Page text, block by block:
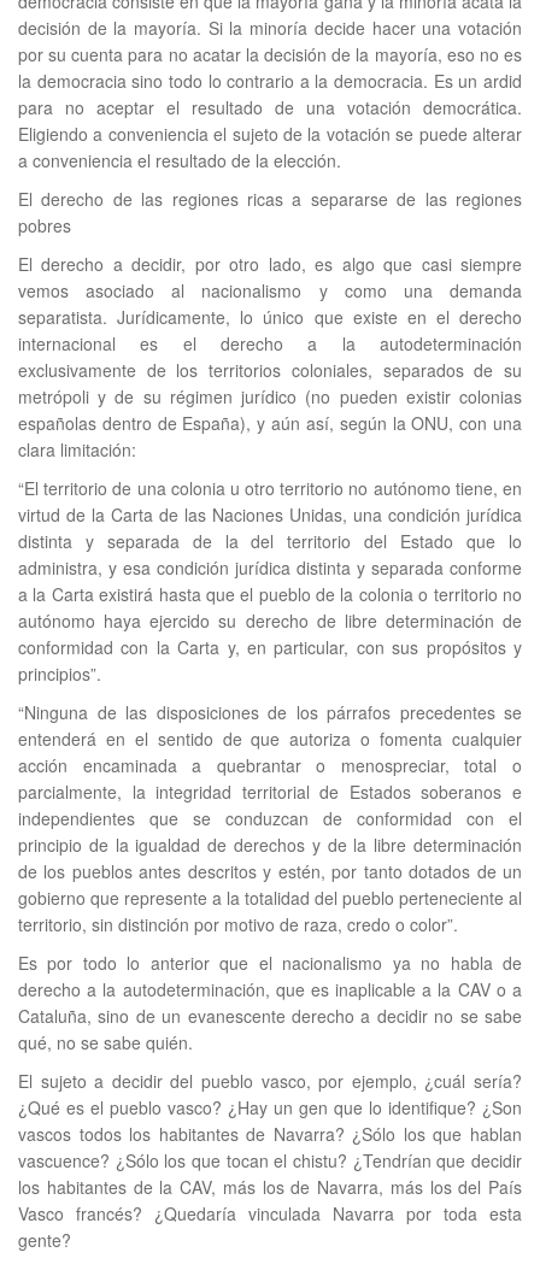
decisión de la mayoría. Si la minoría decide hacer una votación
por su cuenta para no acatar la decisión de la mayoría, eso no es
la democracia sino todo lo contrario a la democracia. Es un ardid
para no aceptar el resultado de una votación democrática.
Eligiendo a conveniencia el sujeto de la votación se puede alterar
a conveniencia el resultado de la elección.
El derecho de las regiones ricas a separarse de las regiones
pobres
El derecho a decidir, por otro lado, es algo que casi siempre
vemos asociado al nacionalismo y como una demanda
separatista. Jurídicamente, lo único que existe en el derecho
internacional es el derecho a la autodeterminación
exclusivamente de los territorios coloniales, separados de su
metrópoli y de su régimen jurídico (no pueden existir colonias
españolas dentro de España), y aún así, según la ONU, con una
clara limitación:
“El territorio de una colonia u otro territorio no autónomo tiene, en
virtud de la Carta de las Naciones Unidas, una condición jurídica
distinta y separada de la del territorio del Estado que lo
administra, y esa condición jurídica distinta y separada conforme
a la Carta existirá hasta que el pueblo de la colonia o territorio no
autónomo haya ejercido su derecho de libre determinación de
conformidad con la Carta y, en particular, con sus propósitos y
principios”.
“Ninguna de las disposiciones de los párrafos precedentes se
entenderá en el sentido de que autoriza o fomenta cualquier
acción encaminada a quebrantar o menospreciar, total o
parcialmente, la integridad territorial de Estados soberanos e
independientes que se conduzcan de conformidad con el
principio de la igualdad de derechos y de la libre determinación
de los pueblos antes descritos y estén, por tanto dotados de un
gobierno que represente a la totalidad del pueblo perteneciente al
territorio, sin distinción por motivo de raza, credo o color”.
Es por todo lo anterior que el nacionalismo ya no habla de
derecho a la autodeterminación, que es inaplicable a la CAV o a
Cataluña, sino de un evanescente derecho a decidir no se sabe
qué, no se sabe quién.
El sujeto a decidir del pueblo vasco, por ejemplo, ¿cuál sería?
¿Qué es el pueblo vasco? ¿Hay un gen que lo identifique? ¿Son
vascos todos los habitantes de Navarra? ¿Sólo los que hablan
vascuence? ¿Sólo los que tocan el chistu? ¿Tendrían que decidir
los habitantes de la CAV, más los de Navarra, más los del País
Vasco francés? ¿Quedaría vinculada Navarra por toda esta
gente?